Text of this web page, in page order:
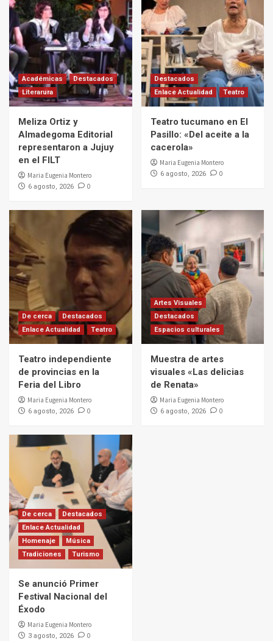
Académicas
Destacados
Literarura
Meliza Ortiz y
Almadegoma Editorial
representaron a Jujuy
en el FILT
Maria Eugenia Montero
6 agosto, 2026 0
Destacados
Enlace Actualidad
Teatro
Teatro tucumano en El
Pasillo: «Del aceite a la
cacerola»
Maria Eugenia Montero
6 agosto, 2026 0
De cerca
Destacados
Enlace Actualidad
Teatro
Teatro independiente
de provincias en la
Feria del Libro
Maria Eugenia Montero
6 agosto, 2026 0
Artes Visuales
Destacados
Espacios culturales
Muestra de artes
visuales «Las delicias
de Renata»
Maria Eugenia Montero
6 agosto, 2026 0
De cerca
Destacados
Enlace Actualidad
Homenaje
Música
Tradiciones
Turismo
Se anunció Primer
Festival Nacional del
Éxodo
Maria Eugenia Montero
3 agosto, 2026 0